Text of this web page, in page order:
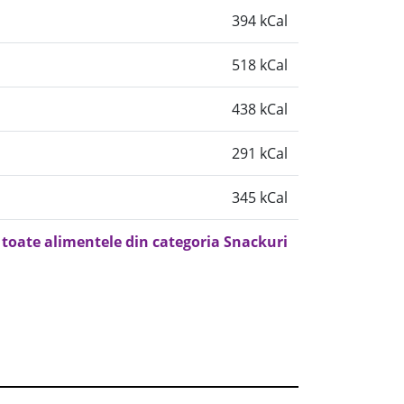
394 kCal
518 kCal
438 kCal
291 kCal
345 kCal
toate alimentele din categoria Snackuri